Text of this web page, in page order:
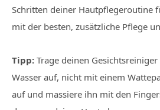
Schritten deiner Hautpflegeroutine
mit der besten, zusätzliche Pflege
Tipp: Trage deinen
Wasser auf, nicht mit einem
auf und massiere ihn mit den